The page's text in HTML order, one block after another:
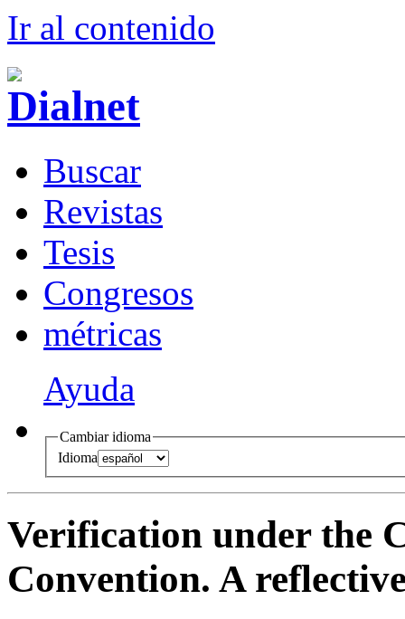
Ir al contenido
Buscar
Revistas
Tesis
Congresos
métricas
Ayuda
Cambiar idioma
Idioma
Verification under the
Convention. A